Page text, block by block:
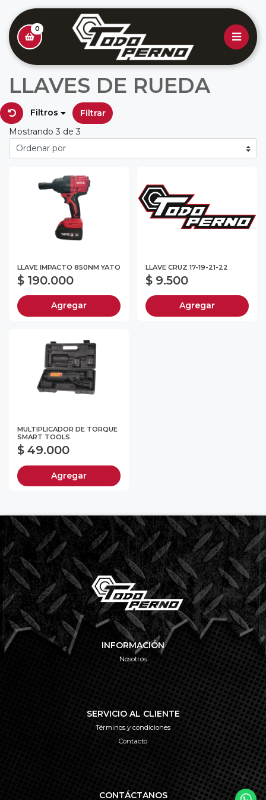
0
LLAVES DE RUEDA
Filtros
Filtrar
Mostrando 3 de 3
LLAVE IMPACTO 850NM YATO
$ 190.000
Agregar
LLAVE CRUZ 17-19-21-22
$ 9.500
Agregar
MULTIPLICADOR DE TORQUE
SMART TOOLS
$ 49.000
Agregar
INFORMACIÓN
Nosotros
SERVICIO AL CLIENTE
Términos y condiciones
Contacto
CONTÁCTANOS